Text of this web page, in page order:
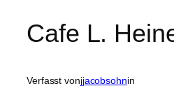
Cafe L.
Verfasst vonjjacobsohnin